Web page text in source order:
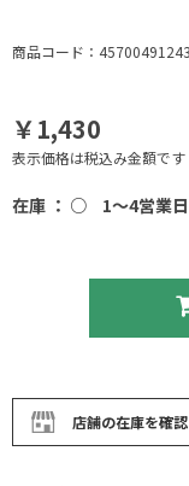
商品コード：
￥1,430
表示価格は税込み金額です
在庫 ： ○ 1～4営業
店舗の在庫を確認